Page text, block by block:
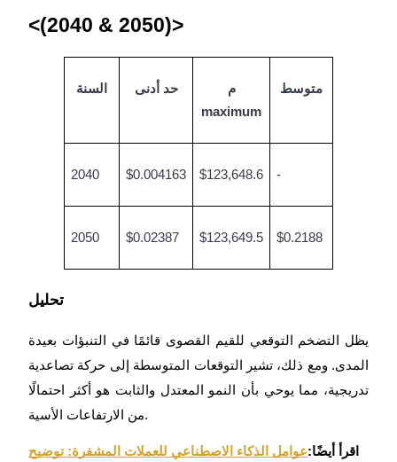
<(2040 & 2050)>
السنة حد أدنى
م
maximum
متوسط
2040 $0.004163 $123,648.6 -
2050 $0.02387 $123,649.5 $0.2188
تحليل
يظل التضخم التوقعي للقيم القصوى قائمًا في التنبؤات بعيدة
المدى. ومع ذلك، تشير التوقعات المتوسطة إلى حركة تصاعدية
تدريجية، مما يوحي بأن النمو المعتدل والثابت هو أكثر احتمالًا
من الارتفاعات الأسية.
اقرأ أيضًا:عوامل الذكاء الاصطناعي للعملات المشفرة: توضيح